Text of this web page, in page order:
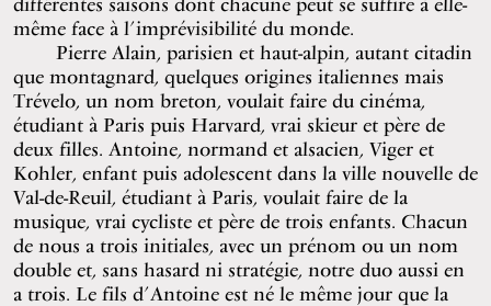
même face à l’imprévisibilité du monde.
Pierre Alain, parisien et haut-alpin, autant citadin
que montagnard, quelques origines italiennes mais
Trévelo, un nom breton, voulait faire du cinéma,
étudiant à Paris puis Harvard, vrai skieur et père de
deux filles. Antoine, normand et alsacien, Viger et
Kohler, enfant puis adolescent dans la ville nouvelle de
Val-de-Reuil, étudiant à Paris, voulait faire de la
musique, vrai cycliste et père de trois enfants. Chacun
de nous a trois initiales, avec un prénom ou un nom
double et, sans hasard ni stratégie, notre duo aussi en
a trois. Le fils d’Antoine est né le même jour que la